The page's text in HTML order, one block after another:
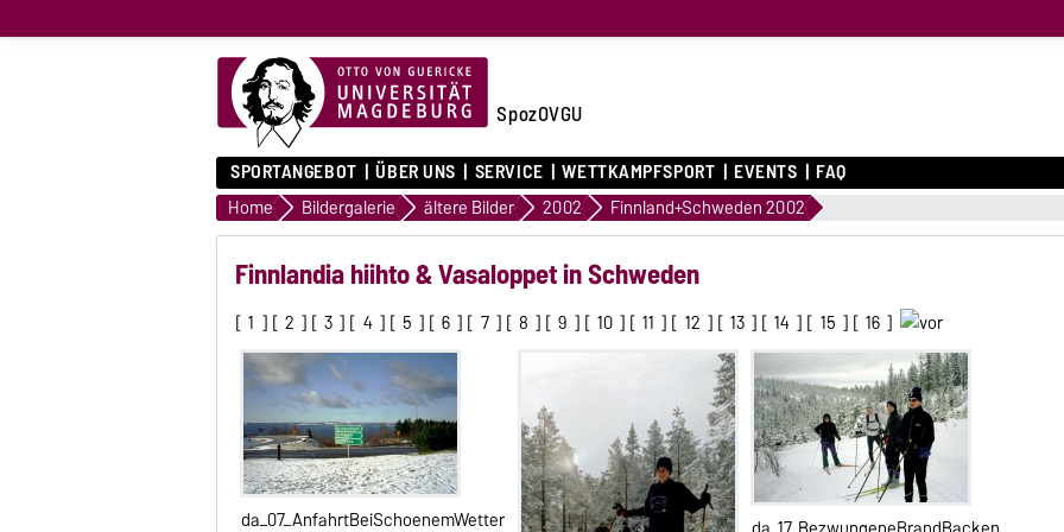
SpozOVGU
SPORTANGEBOT ÜBER UNS SERVICE WETTKAMPFSPORT EVENTS FAQ
Home Bildergalerie ältere Bilder 2002 Finnland+Schweden 2002
Finnlandia hiihto & Vasaloppet in Schweden
[ 1 ] [ 2 ] [ 3 ] [ 4 ] [ 5 ] [ 6 ] [ 7 ] [ 8 ] [ 9 ] [ 10 ] [ 11 ] [ 12 ] [ 13 ] [ 14 ] [ 15 ] [ 16 ]
da_07_AnfahrtBeiSchoenemWetter